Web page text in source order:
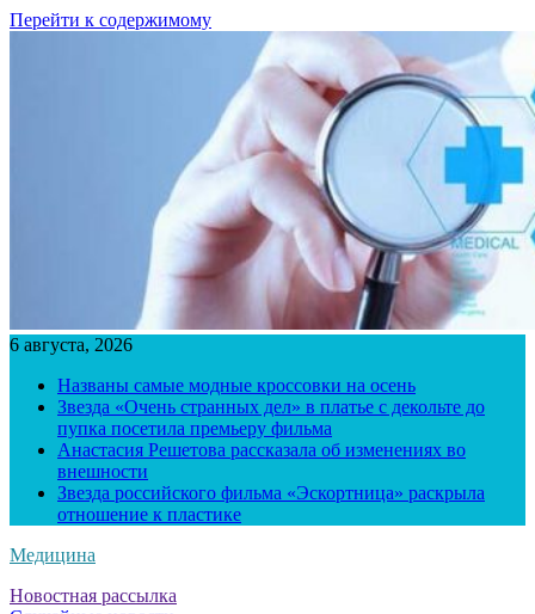
Перейти к содержимому
6 августа, 2026
Названы самые модные кроссовки на осень
Звезда «Очень странных дел» в платье с декольте до
пупка посетила премьеру фильма
Анастасия Решетова рассказала об изменениях во
внешности
Звезда российского фильма «Эскортница» раскрыла
отношение к пластике
Медицина
Новостная рассылка